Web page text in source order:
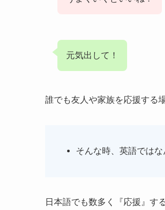
元気出して！
誰でも友人や家族を応援する
そんな時、英語では
日本語でも数多く『応援』す